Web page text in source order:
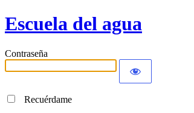
Escuela del agua
Contraseña
Recuérdame